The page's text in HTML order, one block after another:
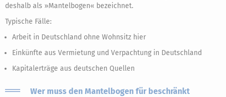
deshalb als »Mantelbogen« bezeichnet.
Typische Fälle:
Arbeit in Deutschland ohne Wohnsitz hier
Einkünfte aus Vermietung und Verpachtung in Deutschland
Kapitalerträge aus deutschen Quellen
Wer muss den Mantelbogen für beschränkt